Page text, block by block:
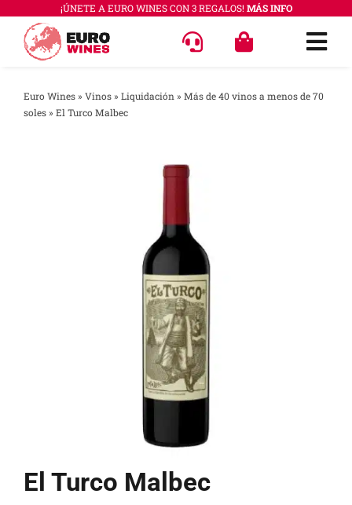
contenido
¡ÚNETE A EURO WINES CON 3 REGALOS! MÁS INFO
Euro Wines» Vinos» Liquidación » Más de 40 vinos a menos de 70
soles» El Turco Malbec
El Turco Malbec